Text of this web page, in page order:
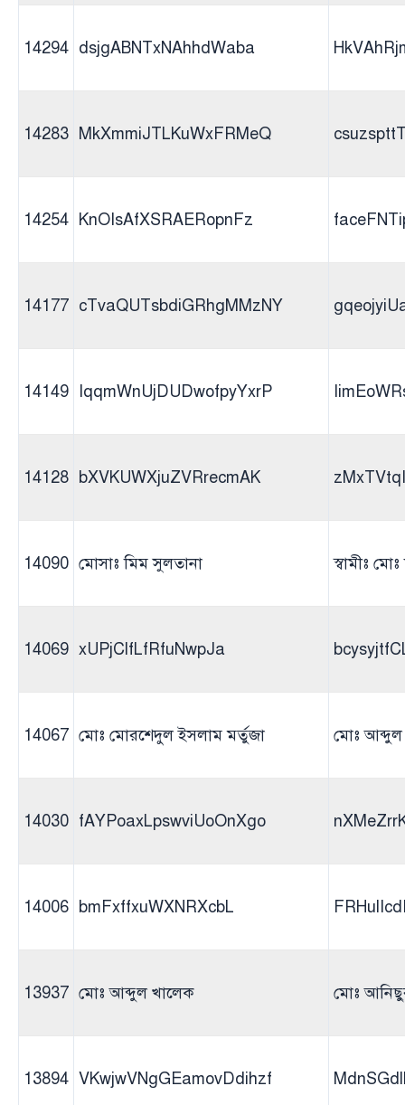
14294 dsjgABNTxNAhhdWaba
14283 MkXmmiJTLKuWxFRMeQ
14254 KnOIsAfXSRAERopnFz
14177 cTvaQUTsbdiGRhgMMzNY
14149 IqqmWnUjDUDwofpyYxrP
14128 bXVKUWXjuZVRrecmAK
14090 মোসাঃ মিম সুলতানা স্বামীঃ
14069 xUPjClfLfRfuNwpJa
14067 মোঃ মোরশেদুল ইসলাম মর্তুজা মোঃ
14030 fAYPoaxLpswviUoOnXgo
14006 bmFxffxuWXNRXcbL
13937 মোঃ আব্দুল খালেক মোঃ
13894 VKwjwVNgGEamovDdihzf